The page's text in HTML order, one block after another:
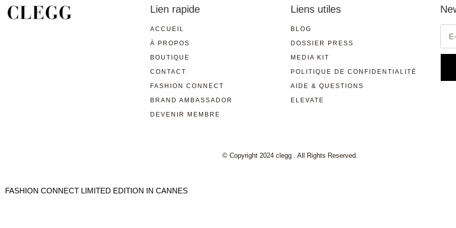
Lien rapide
ACCUEIL
À PROPOS
BOUTIQUE
CONTACT
FASHION CONNECT
BRAND AMBASSADOR
DEVENIR MEMBRE
Liens utiles
BLOG
DOSSIER PRESS
MEDIA KIT
POLITIQUE DE CONFIDENTIALITÉ
AIDE & QUESTIONS
ELEVATE
© Copyright 2024 clegg . All Rights Reserved.
FASHION CONNECT LIMITED EDITION IN CANNES